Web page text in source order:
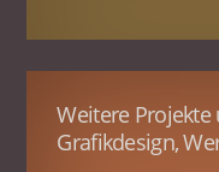
Weitere
Grafikdesign,